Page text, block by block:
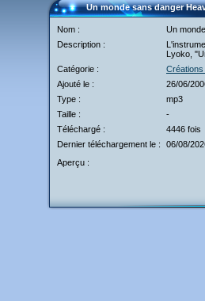
Un monde sans danger
Nom :
Un
Description :
Lyoko,
Catégorie :
Ajouté le :
26/06/
Type :
mp3
Taille :
-
Téléchargé :
4446 fois
Dernier téléchargement le :
06/08/
Aperçu :